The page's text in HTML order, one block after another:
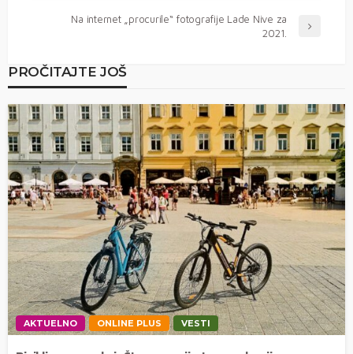
Na internet „procurile“ fotografije Lade Nive za
2021.
PROČITAJTE JOŠ
AKTUELNO ONLINE PLUS VESTI